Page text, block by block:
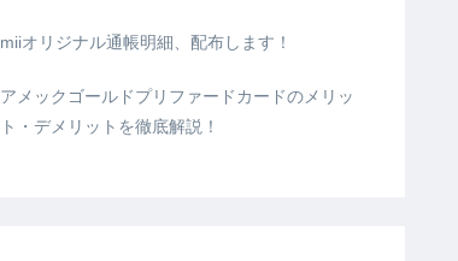
miiオリジナル通帳明細、配布します！
アメックゴールドプリファードカードのメリッ
ト・デメリットを徹底解説！